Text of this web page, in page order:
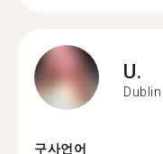
U.
Dublin
구사언어